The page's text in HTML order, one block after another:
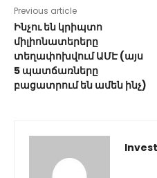
Previous article
Ինչու են կրիպտո
միլիոնատերերը
տեղափոխվում ԱՄԷ (այս
5 պատճառները
բացատրում են ամեն ինչ)